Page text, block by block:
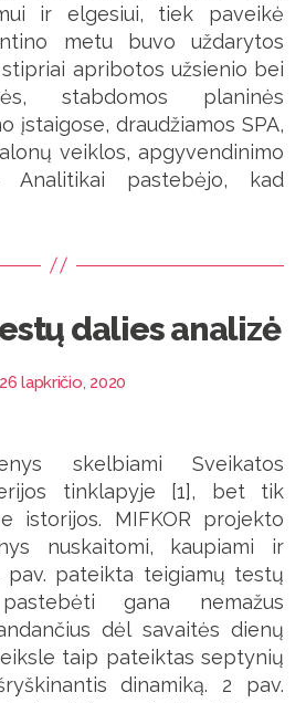
ir elgesiui, tiek paveikė
metu buvo uždarytos
apribotos užsienio bei
stabdomos planinės
įstaigose, draudžiamos SPA,
veiklos, apgyvendinimo
pastebėjo, kad
dalies analizė
26 lapkričio, 2020
skelbiami Sveikatos
tinklapyje [1], bet tik
istorijos. MIFKOR projekto
nuskaitomi, kaupiami ir
pav. pateikta teigiamų testų
gana nemažus
dėl savaitės dienų
taip pateiktas septynių
dinamiką. 2 pav.